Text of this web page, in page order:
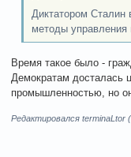
Диктатором Сталин
методы управления
Время такое было -
Демократам досталась
промышленностью, но
Редактировался terminaLtor